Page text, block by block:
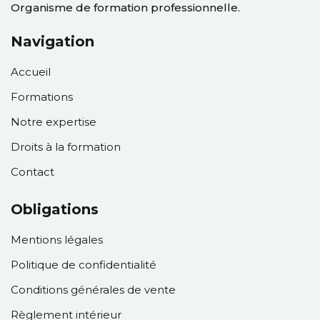
Organisme de formation professionnelle.
Navigation
Accueil
Formations
Notre expertise
Droits à la formation
Contact
Obligations
Mentions légales
Politique de confidentialité
Conditions générales de vente
Règlement intérieur